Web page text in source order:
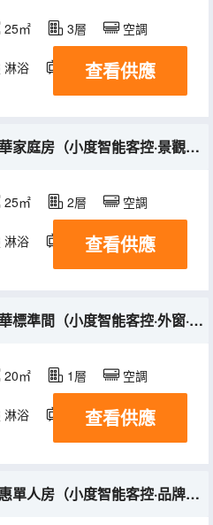
25㎡ 3層 空調
淋浴 電視機
查看供應
豪華家庭房（小度智能客控·景觀陽光大窗·品牌床墊）
25㎡ 2層 空調
淋浴 電視機
查看供應
豪華標準間（小度智能客控·外窗·品牌床墊）
20㎡ 1層 空調
淋浴 電視機
查看供應
特惠單人房（小度智能客控·品牌床墊）